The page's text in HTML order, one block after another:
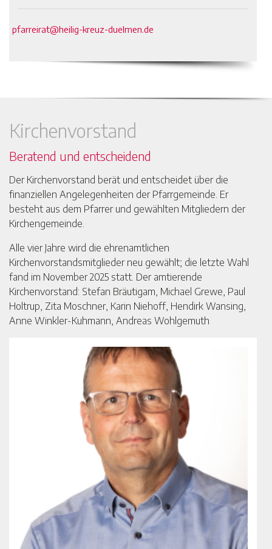
pfarreirat@heilig-kreuz-duelmen.de
Kirchenvorstand
Beratend und entscheidend
Der Kirchenvorstand berät und entscheidet über die
finanziellen Angelegenheiten der Pfarrgemeinde. Er
besteht aus dem Pfarrer und gewählten Mitgliedern der
Kirchengemeinde.
Alle vier Jahre wird die ehrenamtlichen
Kirchenvorstandsmitglieder neu gewählt; die letzte Wahl
fand im November 2025 statt. Der amtierende
Kirchenvorstand: Stefan Bräutigam, Michael Grewe, Paul
Holtrup, Zita Moschner, Karin Niehoff, Hendirk Wansing,
Anne Winkler-Kuhmann, Andreas Wohlgemuth